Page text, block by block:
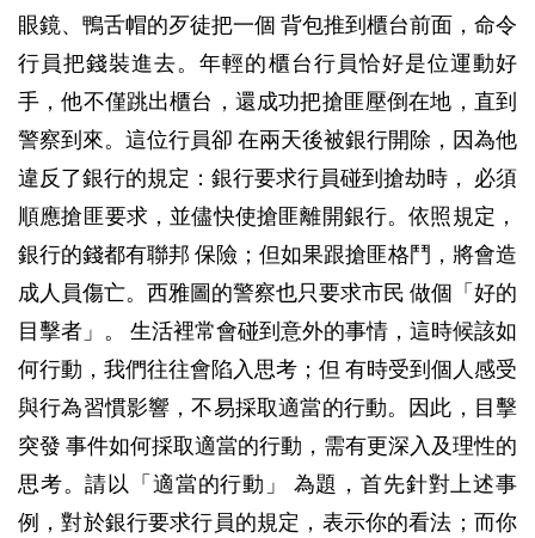
眼鏡、鴨舌帽的歹徒把一個 背包推到櫃台前面，命令
行員把錢裝進去。年輕的櫃台行員恰好是位運動好
手，他不僅跳出櫃台，還成功把搶匪壓倒在地，直到
警察到來。這位行員卻 在兩天後被銀行開除，因為他
違反了銀行的規定：銀行要求行員碰到搶劫時， 必須
順應搶匪要求，並儘快使搶匪離開銀行。依照規定，
銀行的錢都有聯邦 保險；但如果跟搶匪格鬥，將會造
成人員傷亡。西雅圖的警察也只要求市民 做個「好的
目擊者」。 生活裡常會碰到意外的事情，這時候該如
何行動，我們往往會陷入思考；但 有時受到個人感受
與行為習慣影響，不易採取適當的行動。因此，目擊
突發 事件如何採取適當的行動，需有更深入及理性的
思考。請以「適當的行動」 為題，首先針對上述事
例，對於銀行要求行員的規定，表示你的看法；而你